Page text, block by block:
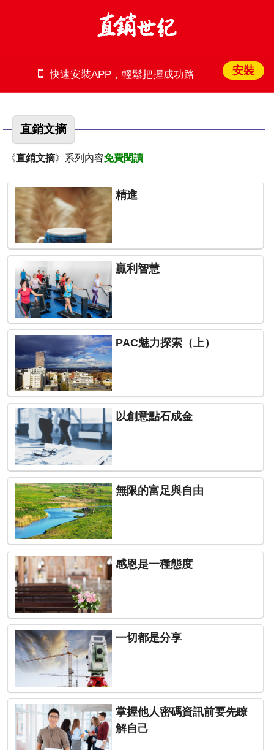
快速安裝APP，輕鬆把握成功路 安裝
直銷文摘
《直銷文摘》系列內容免費閱讀
精進
贏利智慧
PAC魅力探索（上）
以創意點石成金
無限的富足與自由
感恩是一種態度
一切都是分享
掌握他人密碼資訊前要先瞭
解自己